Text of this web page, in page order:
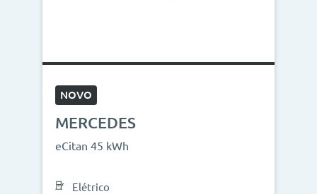
NOVO
MERCEDES
eCitan 45 kWh
Elétrico